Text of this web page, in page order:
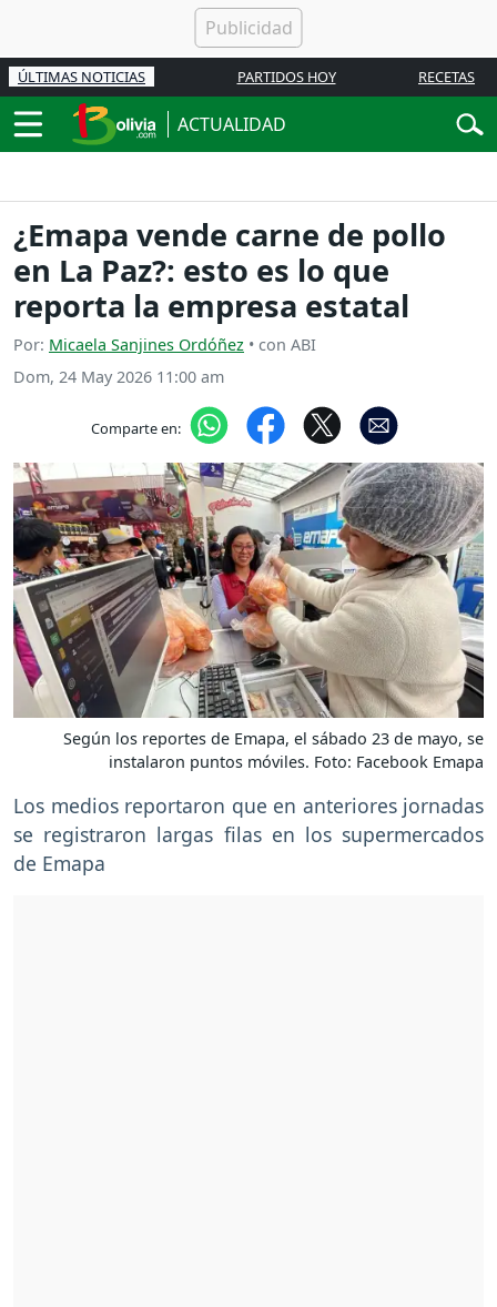
ÚLTIMAS NOTICIAS PARTIDOS HOY RECETAS
ACTUALIDAD
¿Emapa vende carne de pollo
en La Paz?: esto es lo que
reporta la empresa estatal
Por: Micaela Sanjines Ordóñez • con ABI
Dom, 24 May 2026 11:00 am
Comparte en:
Según los reportes de Emapa, el sábado 23 de mayo, se
instalaron puntos móviles. Foto: Facebook Emapa
Los medios reportaron que en anteriores jornadas
se registraron largas filas en los supermercados
de Emapa